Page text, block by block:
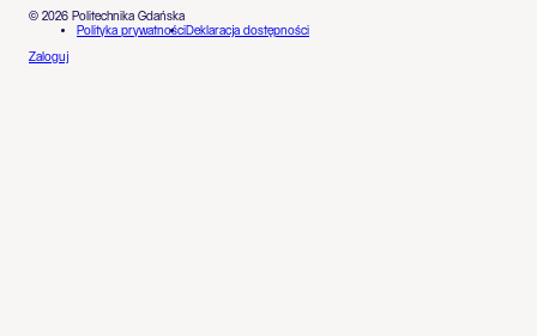
© 2026 Politechnika Gdańska
Polityka prywatnościDeklaracja dostępności
Zaloguj